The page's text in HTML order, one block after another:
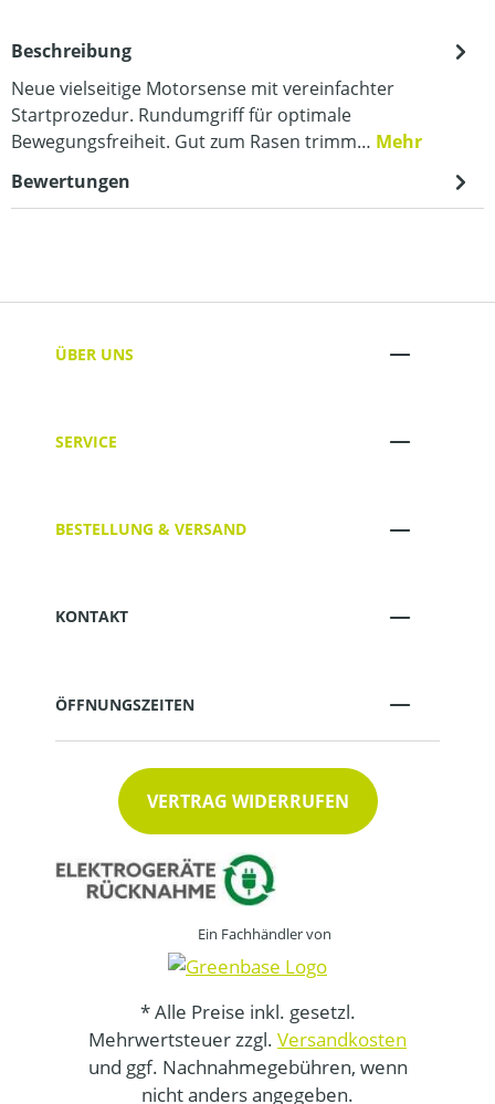
Beschreibung
Neue vielseitige Motorsense mit vereinfachter
Startprozedur. Rundumgriff für optimale
Bewegungsfreiheit. Gut zum Rasen trimm… Mehr
Bewertungen
ÜBER UNS
SERVICE
BESTELLUNG & VERSAND
KONTAKT
ÖFFNUNGSZEITEN
VERTRAG WIDERRUFEN
Ein Fachhändler von
* Alle Preise inkl. gesetzl.
Mehrwertsteuer zzgl. Versandkosten
und ggf. Nachnahmegebühren, wenn
nicht anders angegeben.